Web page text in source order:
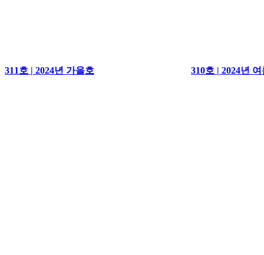
311호 | 2024년 가을호 310호 | 2024년